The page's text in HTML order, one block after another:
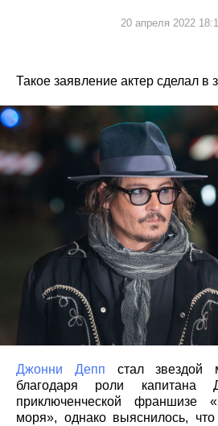
20 апреля 2022
Такое заявление актер сделал в
Джонни Депп стал звездой
благодаря роли
приключенческой франшизе
моря», однако выяснилось,